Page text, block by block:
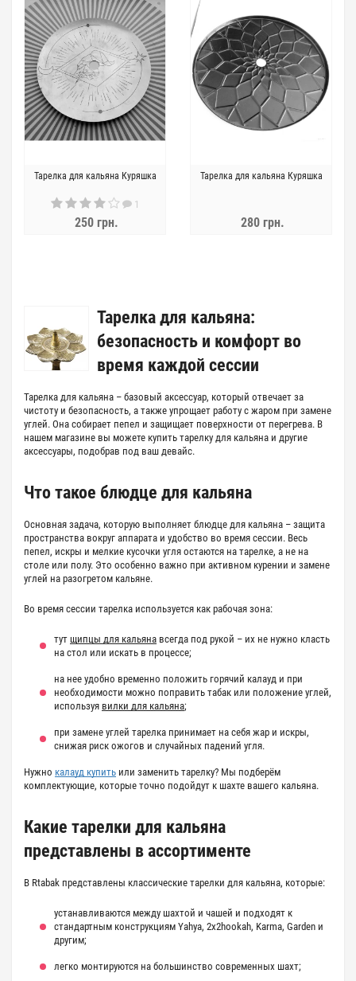
Тарелка для кальяна Куряшка
1
250 грн.
Тарелка для кальяна Куряшка
280 грн.
Тарелка для кальяна:
безопасность и комфорт во
время каждой сессии
Тарелка для кальяна – базовый аксессуар, который отвечает за
чистоту и безопасность, а также упрощает работу с жаром при замене
углей. Она собирает пепел и защищает поверхности от перегрева. В
нашем магазине вы можете купить тарелку для кальяна и другие
аксессуары, подобрав под ваш девайс.
Что такое блюдце для кальяна
Основная задача, которую выполняет блюдце для кальяна – защита
пространства вокруг аппарата и удобство во время сессии. Весь
пепел, искры и мелкие кусочки угля остаются на тарелке, а не на
столе или полу. Это особенно важно при активном курении и замене
углей на разогретом кальяне.
Во время сессии тарелка используется как рабочая зона:
тут щипцы для кальяна всегда под рукой – их не нужно класть
на стол или искать в процессе;
на нее удобно временно положить горячий калауд и при
необходимости можно поправить табак или положение углей,
используя вилки для кальяна;
при замене углей тарелка принимает на себя жар и искры,
снижая риск ожогов и случайных падений угля.
Нужно калауд купить или заменить тарелку? Мы подберём
комплектующие, которые точно подойдут к шахте вашего кальяна.
Какие тарелки для кальяна
представлены в ассортименте
В Rtabak представлены классические тарелки для кальяна, которые:
устанавливаются между шахтой и чашей и подходят к
стандартным конструкциям Yahya, 2x2hookah, Karma, Garden и
другим;
легко монтируются на большинство современных шахт;